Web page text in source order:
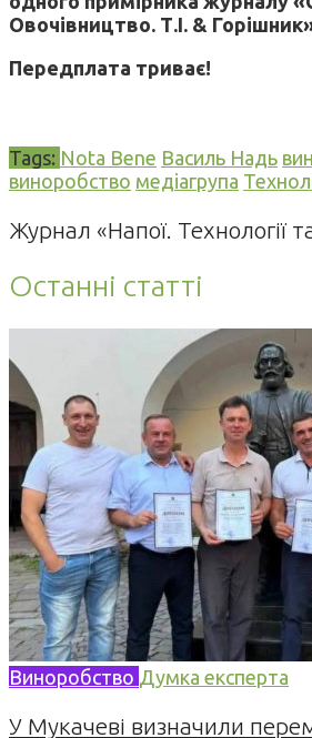
Овочівництво. Т.І. &
Передплата триває!
Tags: Nota Bene Василь Надь
виноробство медіагрупа
Журнал «Напої. Технології
Останні статті
Виноробство Думка експерта
У Мукачеві визначили